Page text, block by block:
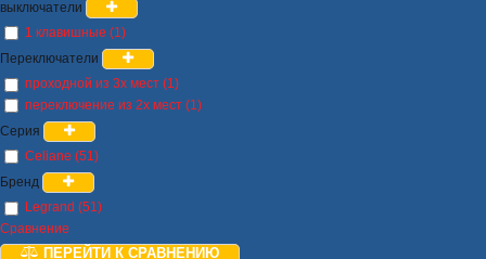
выключатели
1 клавишные (1)
Переключатели
проходной из 3х мест (1)
переключение из 2х мест (1)
Серия
Celiane (51)
Бренд
Legrand (51)
Сравнение
ПЕРЕЙТИ К СРАВНЕНИЮ